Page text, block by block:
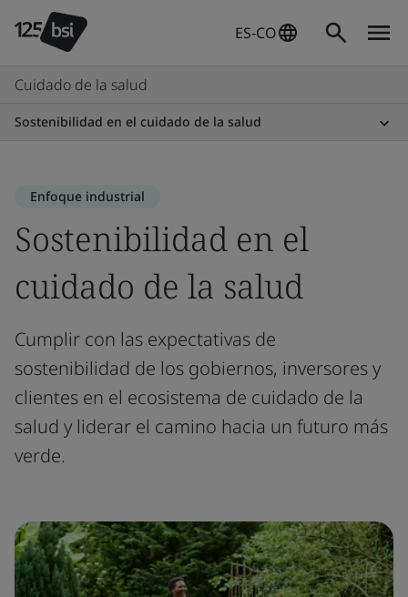
ES-CO
Cuidado de la salud
Sostenibilidad en el cuidado de la salud
Enfoque industrial
Sostenibilidad en el
cuidado de la salud
Cumplir con las expectativas de
sostenibilidad de los gobiernos, inversores y
clientes en el ecosistema de cuidado de la
salud y liderar el camino hacia un futuro más
verde.